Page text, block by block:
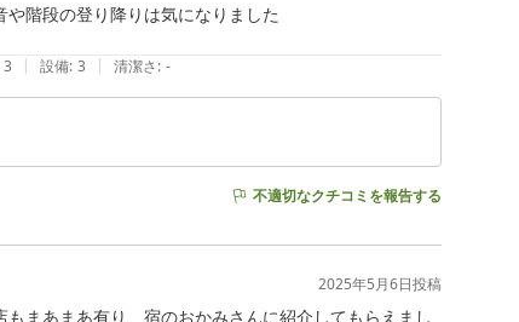
階段の登り降りは気になりました
3 | 設備: 3 | 清潔さ: -
不適切なクチコミを報告する
2025年5月6日投稿
まあまあ有り、宿のおかみさんに紹介してもらえまし